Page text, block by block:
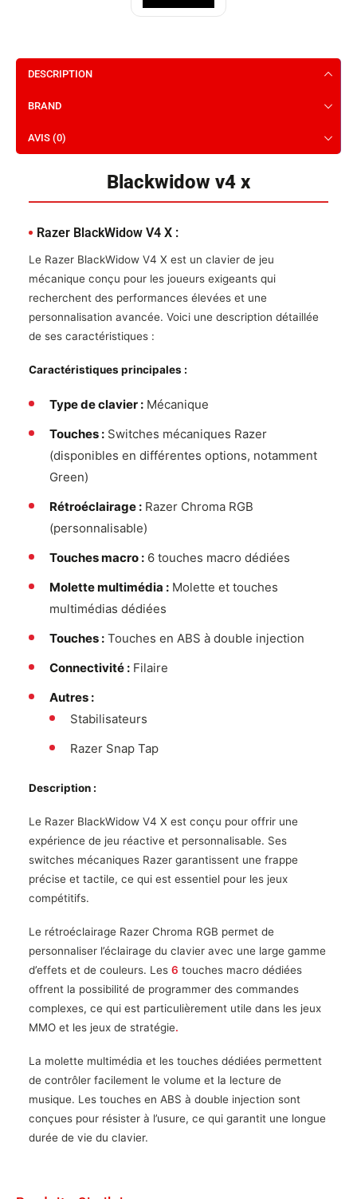
DESCRIPTION
BRAND
AVIS (0)
Blackwidow v4 x
Razer BlackWidow V4 X :
Le Razer BlackWidow V4 X est un clavier de jeu
mécanique conçu pour les joueurs exigeants qui
recherchent des performances élevées et une
personnalisation avancée. Voici une description détaillée
de ses caractéristiques :
Caractéristiques principales :
Type de clavier : Mécanique
Touches : Switches mécaniques Razer
(disponibles en différentes options, notamment
Green)
Rétroéclairage : Razer Chroma RGB
(personnalisable)
Touches macro : 6 touches macro dédiées
Molette multimédia : Molette et touches
multimédias dédiées
Touches : Touches en ABS à double injection
Connectivité : Filaire
Autres :
Stabilisateurs
Razer Snap Tap
Description :
Le Razer BlackWidow V4 X est conçu pour offrir une
expérience de jeu réactive et personnalisable. Ses
switches mécaniques Razer garantissent une frappe
précise et tactile, ce qui est essentiel pour les jeux
compétitifs.
Le rétroéclairage Razer Chroma RGB permet de
personnaliser l’éclairage du clavier avec une large gamme
d’effets et de couleurs. Les 6 touches macro dédiées
offrent la possibilité de programmer des commandes
complexes, ce qui est particulièrement utile dans les jeux
MMO et les jeux de stratégie.
La molette multimédia et les touches dédiées permettent
de contrôler facilement le volume et la lecture de
musique. Les touches en ABS à double injection sont
conçues pour résister à l’usure, ce qui garantit une longue
durée de vie du clavier.